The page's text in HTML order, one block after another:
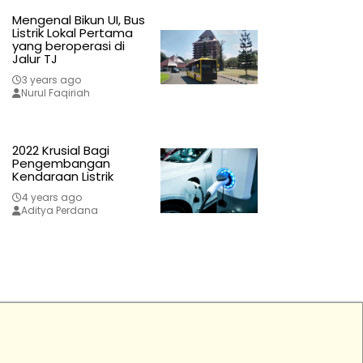
Mengenal Bikun UI, Bus
Listrik Lokal Pertama
yang beroperasi di
Jalur TJ
3 years ago
Nurul Faqiriah
2022 Krusial Bagi
Pengembangan
Kendaraan Listrik
4 years ago
Aditya Perdana